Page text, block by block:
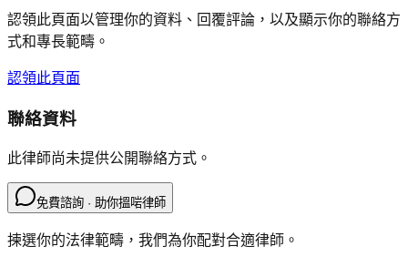
認領此頁面以管理你的資料、回覆評論，以及顯示你的聯絡方
式和專長範疇。
認領此頁面
聯絡資料
此律師尚未提供公開聯絡方式。
免費諮詢 · 助你搵啱律師
揀選你的法律範疇，我們為你配對合適律師。